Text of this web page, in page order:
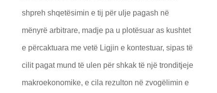
shpreh shqetësimin e tij për ulje pagash në
mënyrë arbitrare, madje pa u plotësuar as kushtet
e përcaktuara me vetë Ligjin e kontestuar, sipas të
cilit pagat mund të ulen për shkak të një tronditjeje
makroekonomike, e cila rezulton në zvogëlimin e